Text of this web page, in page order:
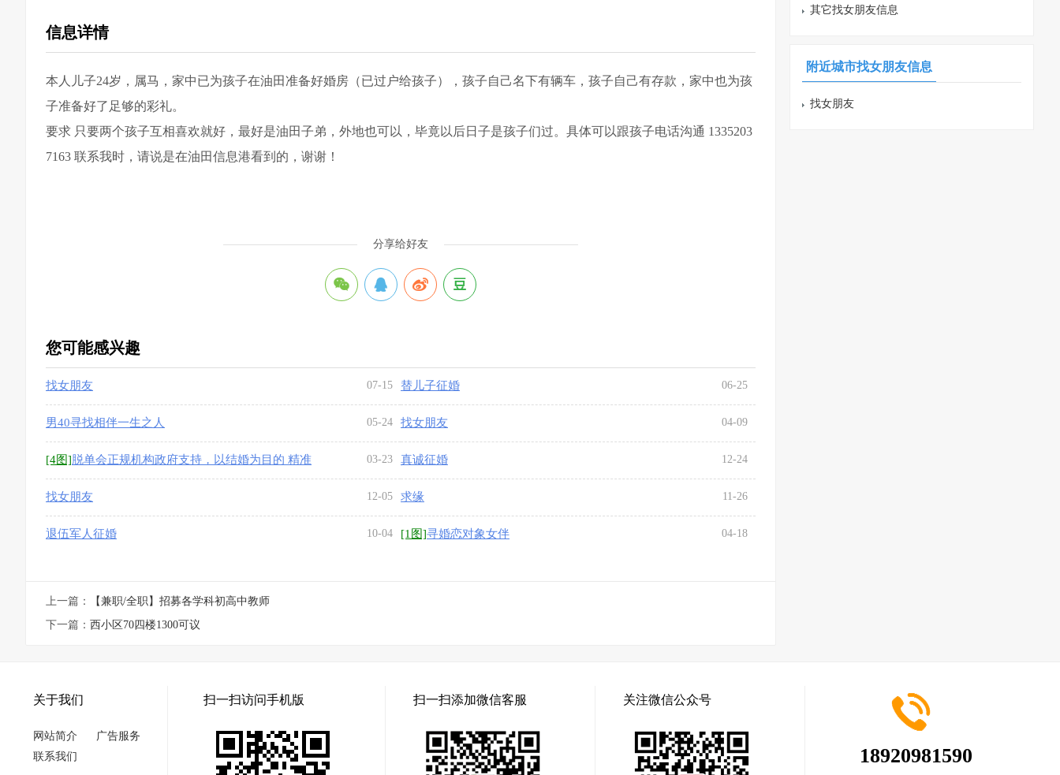
信息详情
本人儿子24岁，属马，家中已为孩子在油田准备好婚房（已过户给孩子），孩子自己名下有辆车，孩子自己有存款，家中也为孩
子准备好了足够的彩礼。
要求 只要两个孩子互相喜欢就好，最好是油田子弟，外地也可以，毕竟以后日子是孩子们过。具体可以跟孩子电话沟通 1335203
7163 联系我时，请说是在油田信息港看到的，谢谢！
分享给好友
您可能感兴趣
找女朋友 07-15 替儿子征婚 06-25
男40寻找相伴一生之人 05-24 找女朋友 04-09
[4图]脱单会正规机构政府支持，以结婚为目的 精准
03-23 真诚征婚 12-24
找女朋友 12-05 求缘 11-26
退伍军人征婚 10-04 [1图]寻婚恋对象女伴 04-18
上一篇：
【兼职/全职】招募各学科初高中教师
下一篇： 西小区70四楼1300可议
息其它找女朋友信息
附近城市找女朋友信息
找女朋友
关于我们
网站简介
广告服务
联系我们
扫一扫访问手机版 扫一扫添加微信客服 关注微信公众号
18920981590